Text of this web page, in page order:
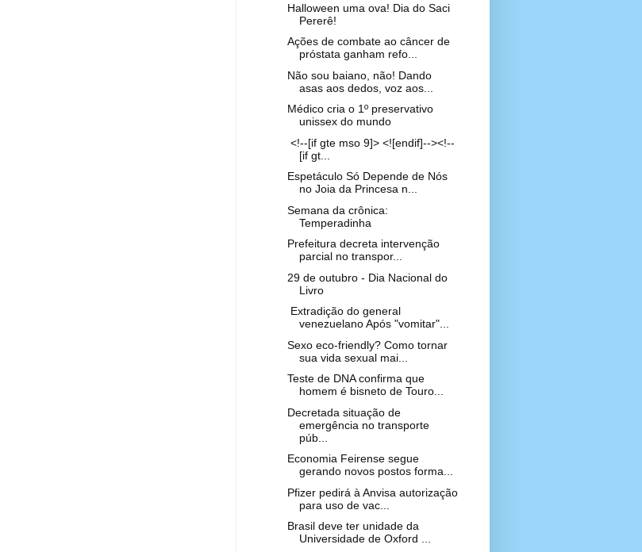
Halloween uma ova! Dia do Saci
Pererê!
Ações de combate ao câncer de
próstata ganham refo...
Não sou baiano, não! Dando
asas aos dedos, voz aos...
Médico cria o 1º preservativo
unissex do mundo
<!--[if gte mso 9]> <![endif]--><!--
[if gt...
Espetáculo Só Depende de Nós
no Joia da Princesa n...
Semana da crônica:
Temperadinha
Prefeitura decreta intervenção
parcial no transpor...
29 de outubro - Dia Nacional do
Livro
Extradição do general
venezuelano Após "vomitar"...
Sexo eco-friendly? Como tornar
sua vida sexual mai...
Teste de DNA confirma que
homem é bisneto de Touro...
Decretada situação de
emergência no transporte
púb...
Economia Feirense segue
gerando novos postos forma...
Pfizer pedirá à Anvisa autorização
para uso de vac...
Brasil deve ter unidade da
Universidade de Oxford ...